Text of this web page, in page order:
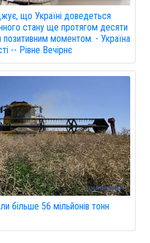
що Україні доведеться
стану ще протягом десяти
позитивним моментом. - Україна
-- Рівне Вечірнє
більше 56 мільйонів тонн